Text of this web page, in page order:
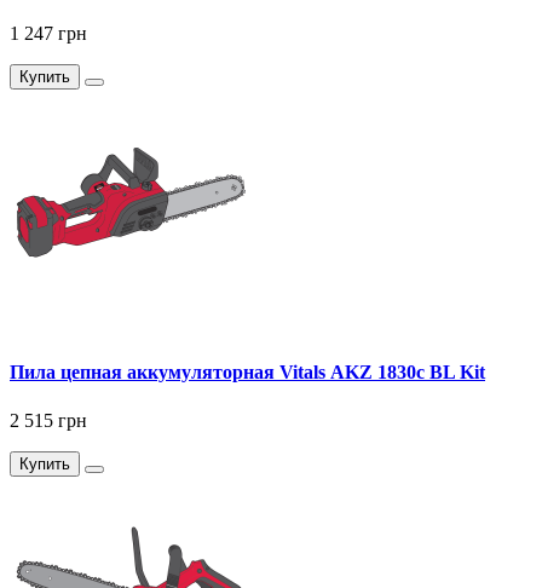
1 247 грн
Купить
Пила цепная аккумуляторная Vitals AKZ 1830c BL Kit
2 515 грн
Купить